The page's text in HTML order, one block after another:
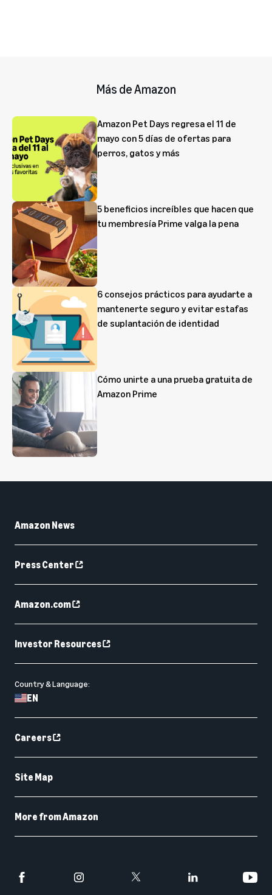
Más de Amazon
Amazon Pet Days regresa el 11 de
mayo con 5 días de ofertas para
perros, gatos y más
5 beneficios increíbles que hacen que
tu membresía Prime valga la pena
6 consejos prácticos para ayudarte a
mantenerte seguro y evitar estafas
de suplantación de identidad
Cómo unirte a una prueba gratuita de
Amazon Prime
Amazon News
Press Center
Amazon.com
Investor Resources
Country & Language:
EN
Careers
Site Map
More from Amazon